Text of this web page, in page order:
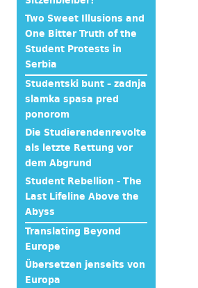
Two Sweet Illusions and
One Bitter Truth of the
Student Protests in
Serbia
Studentski bunt – zadnja
slamka spasa pred
ponorom
Die Studierendenrevolte
als letzte Rettung vor
dem Abgrund
Student Rebellion - The
Last Lifeline Above the
Abyss
Translating Beyond
Europe
Übersetzen jenseits von
Europa